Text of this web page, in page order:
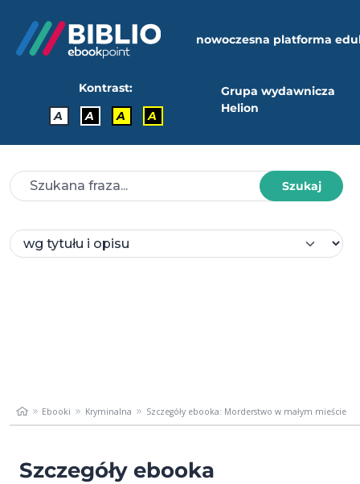
nowoczesna platforma
Kontrast:
A
A A A
Grupa wydawnicza
Helion
Szukaj
Ebooki Kryminalna Szczegóły ebooka: Morderstwo w małym mieście
Szczegóły ebooka